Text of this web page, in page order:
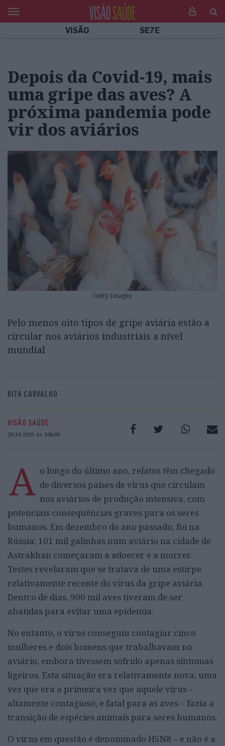
VISÃO SE7E
Depois da Covid-19, mais
uma gripe das aves? A
próxima pandemia pode
vir dos aviários
Getty Images
Pelo menos oito tipos de gripe aviária estão a
circular nos aviários industriais a nível
mundial
RITA CARVALHO
VISÃO SAÚDE
20.10.2021 às 20h00
A o longo do último ano, relatos têm chegado
de diversos países de vírus que circulam
nos aviários de produção intensiva, com
potenciais consequências graves para os seres
humanos. Em dezembro do ano passado, foi na
Rússia: 101 mil galinhas num aviário na cidade de
Astrakhan começaram a adoecer e a morrer.
Testes revelaram que se tratava de uma estirpe
relativamente recente do vírus da gripe aviária.
Dentro de dias, 900 mil aves tiveram de ser
abatidas para evitar uma epidemia.
No entanto, o vírus conseguiu contagiar cinco
mulheres e dois homens que trabalhavam no
aviário, embora tivessem sofrido apenas sintomas
ligeiros. Esta situação era relativamente nova, uma
vez que era a primeira vez que aquele vírus –
altamente contagioso, e fatal para as aves – fazia a
transição de espécies animais para seres humanos.
O vírus em questão é denominado H5N8 – e não é a